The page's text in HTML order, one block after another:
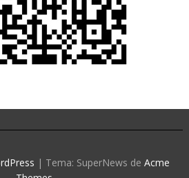
| Tema: SuperNews de Acme